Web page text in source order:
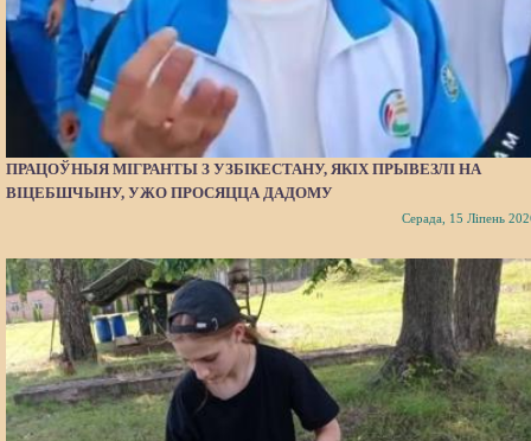
ПРАЦОЎНЫЯ МІГРАНТЫ З УЗБІКЕСТАНУ, ЯКІХ ПРЫВЕЗЛІ НА
ВІЦЕБШЧЫНУ, УЖО ПРОСЯЦЦА ДАДОМУ
Серада, 15 Ліпень